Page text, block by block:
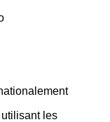
les